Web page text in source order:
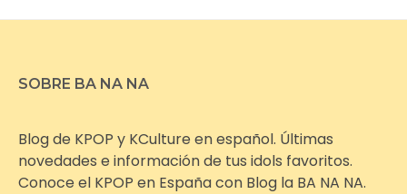
SOBRE BA NA NA
Blog de KPOP y KCulture en español. Últimas
novedades e información de tus idols favoritos.
Conoce el KPOP en España con Blog la BA NA NA.